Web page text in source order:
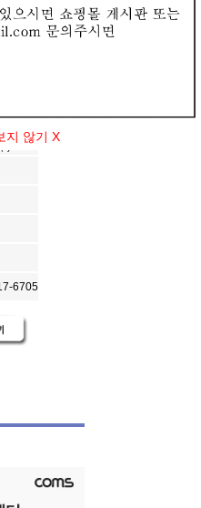
지 않기 X
RJ45(F) 젠더 [IF316]
시면
6705